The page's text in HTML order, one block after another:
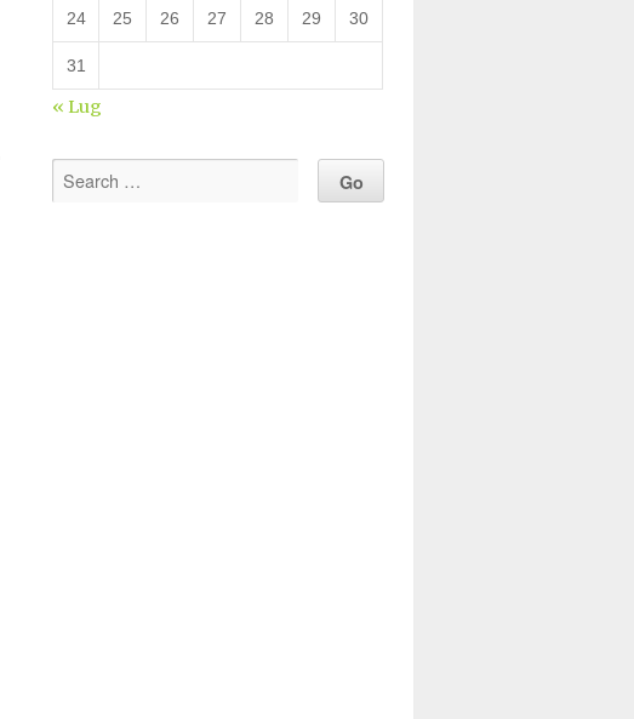
24 25 26 27 28 29 30
31
« Lug